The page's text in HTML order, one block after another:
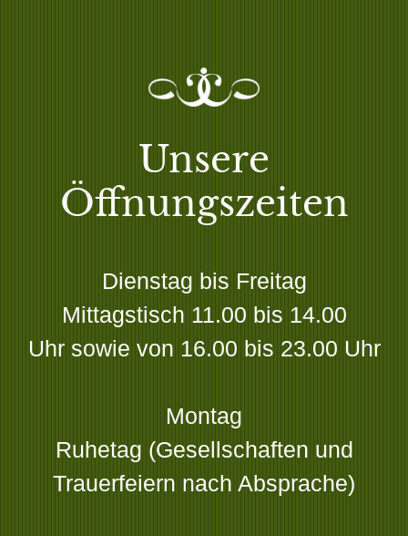
Unsere
Öffnungszeiten
Dienstag bis Freitag
Mittagstisch 11.00 bis 14.00
Uhr sowie von 16.00 bis 23.00 Uhr
Montag
Ruhetag (Gesellschaften und
Trauerfeiern nach Absprache)